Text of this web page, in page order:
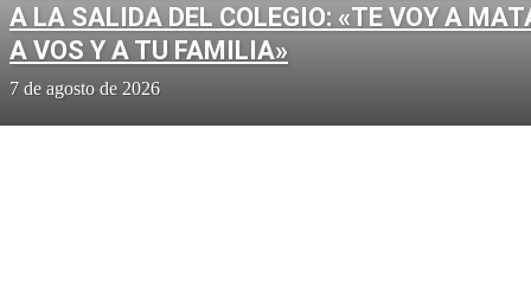
A LA SALIDA DEL COLEGIO: «TE VOY A
A VOS Y A TU FAMILIA»
7 de agosto de 2026